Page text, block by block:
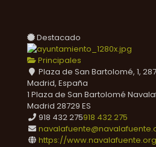
Destacado
Principales
Plaza de San Bartolomé, 1,
Madrid, España
1 Plaza de San Bartolomé
Madrid 28729 ES
918 432 275918 432 275
https://www.navalafuente.org